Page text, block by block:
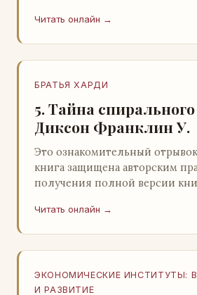
Читать онлайн →
БРАТЬЯ ХАРДИ
5. Тайна
Диксон Франклин У.
Это ознакомительный
книга защищена авторским
получения полной версии
легального ко…
Читать онлайн →
ЭКОНОМИЧЕСКИЕ ИНСТИТУТЫ:
И РАЗВИТИЕ